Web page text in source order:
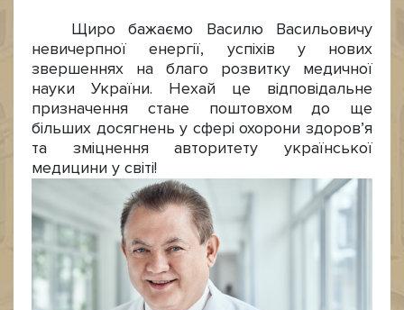
Щиро бажаємо Василю Васильовичу
невичерпної енергії, успіхів у нових
звершеннях на благо розвитку медичної
науки України. Нехай це відповідальне
призначення стане поштовхом до ще
більших досягнень у сфері охорони здоров’я
та зміцнення авторитету української
медицини у світі!